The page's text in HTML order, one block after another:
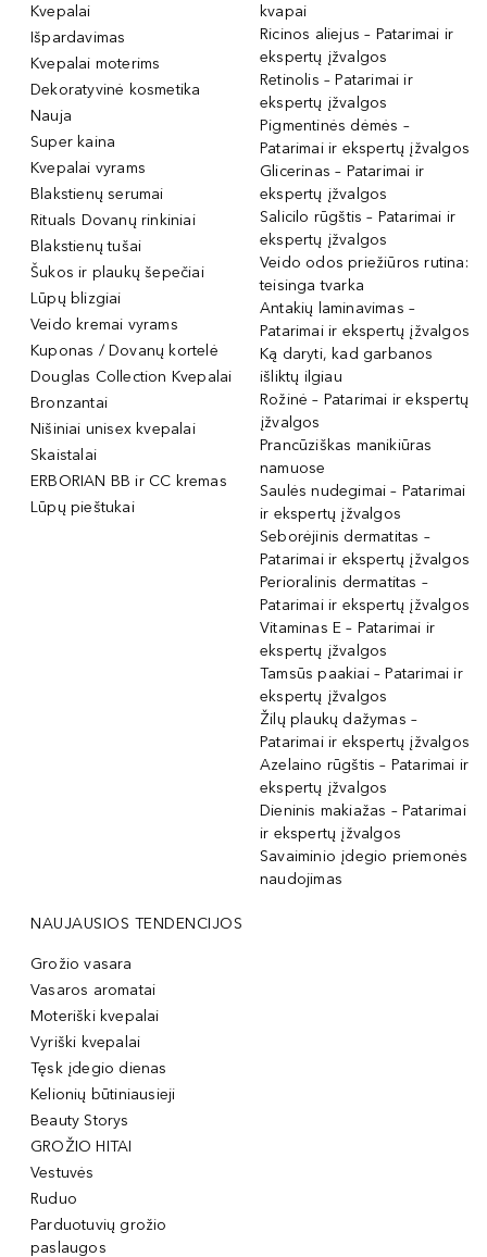
Kvepalai
Išpardavimas
Kvepalai moterims
Dekoratyvinė kosmetika
Nauja
Super kaina
Kvepalai vyrams
Blakstienų serumai
Rituals Dovanų rinkiniai
Blakstienų tušai
Šukos ir plaukų šepečiai
Lūpų blizgiai
Veido kremai vyrams
Kuponas / Dovanų kortelė
Douglas Collection Kvepalai
Bronzantai
Nišiniai unisex kvepalai
Skaistalai
ERBORIAN BB ir CC kremas
Lūpų pieštukai
kvapai
Ricinos aliejus – Patarimai ir
ekspertų įžvalgos
Retinolis – Patarimai ir
ekspertų įžvalgos
Pigmentinės dėmės –
Patarimai ir ekspertų įžvalgos
Glicerinas – Patarimai ir
ekspertų įžvalgos
Salicilo rūgštis – Patarimai ir
ekspertų įžvalgos
Veido odos priežiūros rutina:
teisinga tvarka
Antakių laminavimas –
Patarimai ir ekspertų įžvalgos
Ką daryti, kad garbanos
išliktų ilgiau
Rožinė – Patarimai ir ekspertų
įžvalgos
Prancūziškas manikiūras
namuose
Saulės nudegimai – Patarimai
ir ekspertų įžvalgos
Seborėjinis dermatitas –
Patarimai ir ekspertų įžvalgos
Perioralinis dermatitas –
Patarimai ir ekspertų įžvalgos
Vitaminas E – Patarimai ir
ekspertų įžvalgos
Tamsūs paakiai – Patarimai ir
ekspertų įžvalgos
Žilų plaukų dažymas –
Patarimai ir ekspertų įžvalgos
Azelaino rūgštis – Patarimai ir
ekspertų įžvalgos
Dieninis makiažas – Patarimai
ir ekspertų įžvalgos
Savaiminio įdegio priemonės
naudojimas
NAUJAUSIOS TENDENCIJOS
Grožio vasara
Vasaros aromatai
Moteriški kvepalai
Vyriški kvepalai
Tęsk įdegio dienas
Kelionių būtiniausieji
Beauty Storys
GROŽIO HITAI
Vestuvės
Ruduo
Parduotuvių grožio
paslaugos